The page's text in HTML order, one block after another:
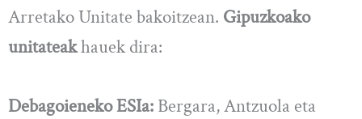
Arretako Unitate bakoitzean. Gipuzkoako
unitateakhauek dira:
Debagoieneko ESIa: Bergara, Antzuola eta